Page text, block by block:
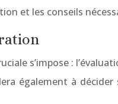
et les conseils
s’impose :
également à